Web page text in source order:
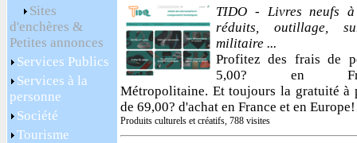
Sites
d'enchères &
Petites annonces
Services Publics
Services à la
personne
Société
Tourisme
TIDO - Livres neufs
réduits, outillage,
militaire ...
Profitez des frais de
5,00? en
Métropolitaine. Et toujours la gratuité à
de 69,00? d'achat en France et en
Produits culturels et créatifs, 788 visites